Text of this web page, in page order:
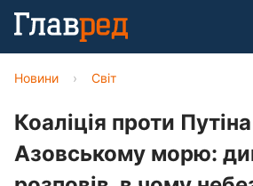
Новини › Світ
Коаліція проти
Азовському морю: